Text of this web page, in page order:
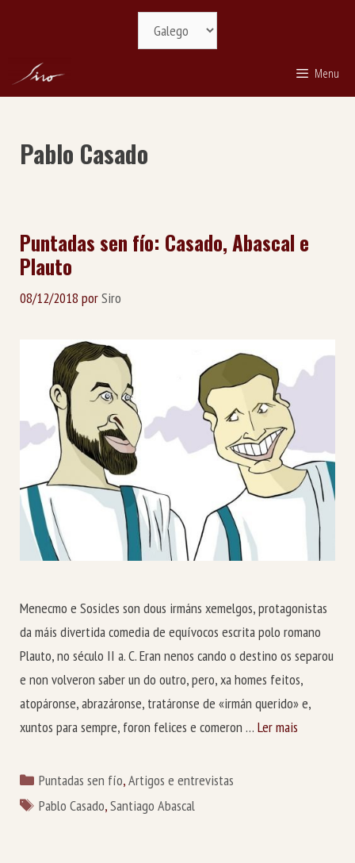
Menu
Pablo Casado
Puntadas sen fío: Casado, Abascal e
Plauto
08/12/2018 porSiro
Menecmo e Sosicles son dous irmáns xemelgos, protagonistas
da máis divertida comedia de equívocos escrita polo romano
Plauto, no século II a. C. Eran nenos cando o destino os separou
e non volveron saber un do outro, pero, xa homes feitos,
atopáronse, abrazáronse, tratáronse de «irmán querido» e,
xuntos para sempre, foron felices e comeron … Ler mais
Categorías
Puntadas sen fío,Artigos e entrevistas
Etiquetas
Pablo Casado,Santiago Abascal